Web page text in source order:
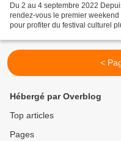
Du 2 au 4 septembre 2022
rendez-vous le premier
pour profiter du festival culturel
<
Hébergé par Overblog
Top articles
Pages